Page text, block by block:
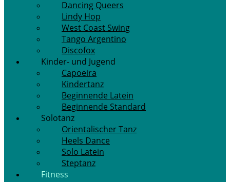
Dancing Queers
Lindy Hop
West Coast Swing
Tango Argentino
Discofox
Kinder- und Jugend
Capoeira
Kindertanz
Beginnende Latein
Beginnende Standard
Solotanz
Orientalischer Tanz
Heels Dance
Solo Latein
Steptanz
Fitness